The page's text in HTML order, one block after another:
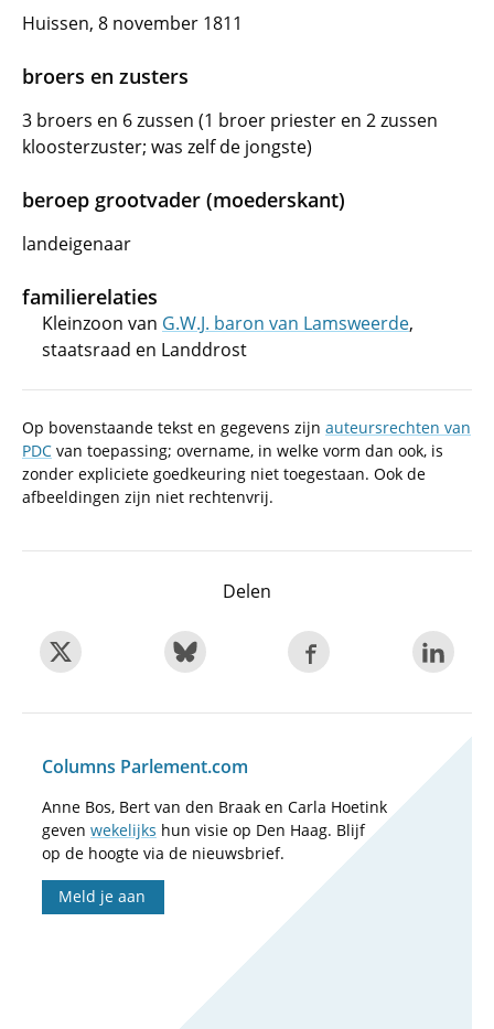
Huissen, 8 november 1811
broers en zusters
3 broers en 6 zussen (1 broer priester en 2 zussen
kloosterzuster; was zelf de jongste)
beroep grootvader (moederskant)
landeigenaar
familierelaties
Kleinzoon van G.W.J. baron van Lamsweerde,
staatsraad en Landdrost
Op bovenstaande tekst en gegevens zijn auteursrechten van
PDC van toepassing; overname, in welke vorm dan ook, is
zonder expliciete goedkeuring niet toegestaan. Ook de
afbeeldingen zijn niet rechtenvrij.
Delen
Columns Parlement.com
Anne Bos, Bert van den Braak en Carla Hoetink
geven wekelijks hun visie op Den Haag. Blijf
op de hoogte via de nieuwsbrief.
Meld je aan